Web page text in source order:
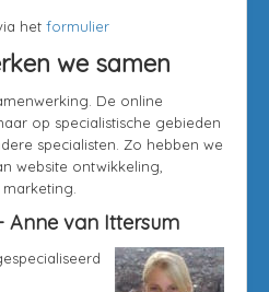
het formulier
we samen
De online
op specialistische gebieden
specialisten. Zo hebben we
website ontwikkeling,
Anne van Ittersum